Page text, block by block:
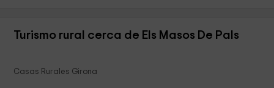
Turismo rural cerca de Els Masos De Pals
Casas Rurales Girona